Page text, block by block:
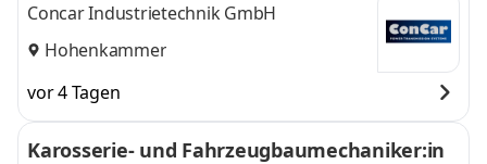
Concar Industrietechnik GmbH
Hohenkammer
vor 4 Tagen
Karosserie- und Fahrzeugbaumechaniker:in